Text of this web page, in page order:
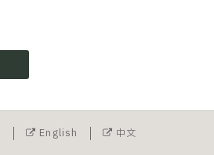
English 中文